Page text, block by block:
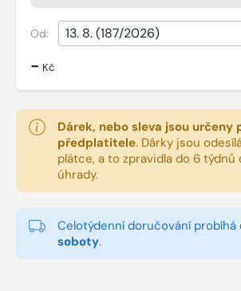
Od:
- Kč
Dárek, nebo sleva jsou určeny
předplatitele. Dárky jsou
plátce, a to zpravidla do 6 týdnů
úhrady.
Celotýdenní doručování probíhá
soboty.